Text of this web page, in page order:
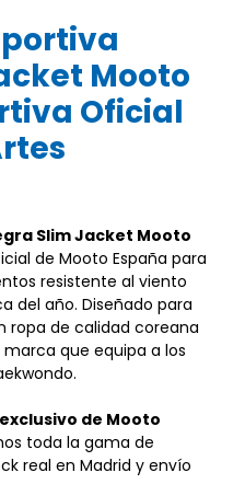
Mooto
Oficial
Slim Jacket Mooto
de Mooto España para
resistente al viento
del año. Diseñado para
ropa de calidad coreana
que equipa a los
de Mooto
toda la gama de
real en Madrid y envío